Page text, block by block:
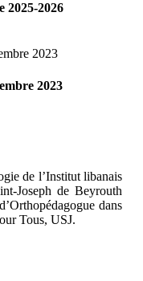
2025-2026
2023
de l’Institut libanais
Joseph de Beyrouth
dans
Tous, USJ.